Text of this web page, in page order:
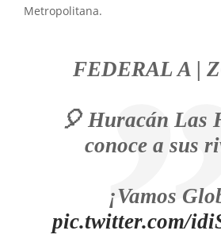
Metropolitana.
FEDERAL A |
🎈 Huracán Las
conoce a sus
¡Vamos
pic.twitter.com/